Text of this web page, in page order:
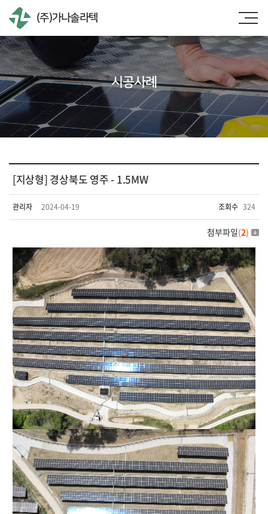
(주)가나솔라텍
시공사례
[지상형] 경상북도 영주 - 1.5MW
관리자 2024-04-19 조회수 324
첨부파일(2)